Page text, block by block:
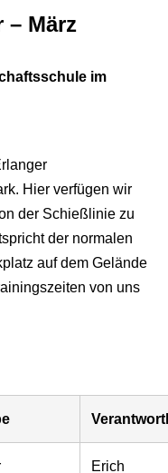
– März
im
Hier verfügen wir
der Schießlinie zu
der normalen
auf dem Gelände
von uns
Erich